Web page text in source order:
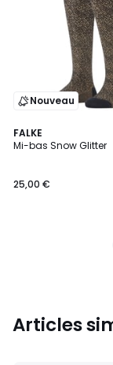
Nouveau
FALKE
Mi-bas Snow Glitter
25,00 €
5
Couleurs
Articles